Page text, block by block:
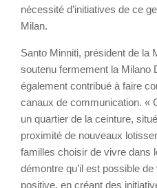
nécessité d’initiatives de ce
Milan.
Santo Minniti, président de la
soutenu fermement la Milano
également contribué à faire
canaux de communication. «
un quartier de la ceinture,
proximité de nouveaux
familles choisir de vivre dans
démontre qu’il est possible
positive, en créant des